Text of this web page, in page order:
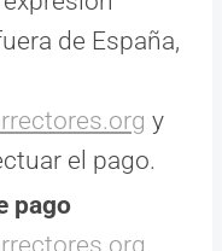
de España,
org y
el pago.
pago
org.